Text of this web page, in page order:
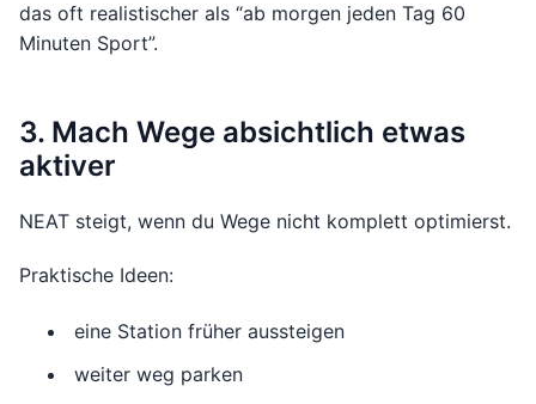
das oft realistischer als “ab morgen jeden Tag 60
Minuten Sport”.
3. Mach Wege absichtlich etwas
aktiver
NEAT steigt, wenn du Wege nicht komplett optimierst.
Praktische Ideen:
eine Station früher aussteigen
weiter weg parken